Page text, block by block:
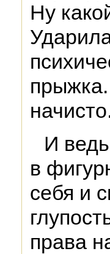
Ну
И
в
себя и
права